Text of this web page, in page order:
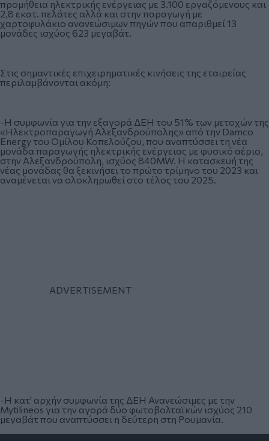
προμήθεια ηλεκτρικής ενέργειας με 3.100 εργαζόμενους και
2,8 εκατ. πελάτες αλλά και στην παραγωγή με
χαρτοφυλάκιο ανανεώσιμων πηγών που απαριθμεί 13
μονάδες ισχύος 623 μεγαβάτ.
Στις σημαντικές επιχειρηματικές κινήσεις της εταιρείας
περιλαμβάνονται ακόμη:
-Η συμφωνία για την εξαγορά ΔΕΗ του 51% των μετοχών της
«Ηλεκτροπαραγωγή Αλεξανδρούπολης» από την Damco
Energy του Ομίλου Κοπελούζου, που αναπτύσσει τη νέα
μονάδα παραγωγής ηλεκτρικής ενέργειας με φυσικό αέριο,
στην Αλεξανδρούπολη, ισχύος 840MW. Η κατασκευή της
νέας μονάδας θα ξεκινήσει το πρώτο τρίμηνο του 2023 και
αναμένεται να ολοκληρωθεί στο τέλος του 2025.
-Η κατ' αρχήν συμφωνία της ΔΕΗ Ανανεώσιμες με την
Mytilineos για την αγορά δύο φωτοβολταϊκών ισχύος 210
μεγαβάτ που αναπτύσσει η δεύτερη στη Ρουμανία.